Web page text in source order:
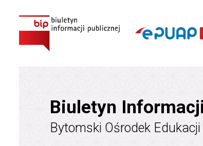
Biuletyn
Bytomski Ośrodek